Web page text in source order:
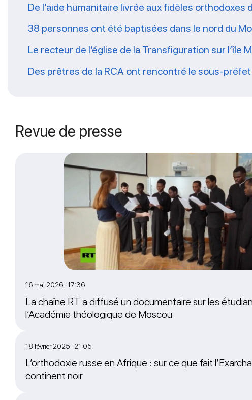
De l’aide humanitaire livrée aux fidèles orthodoxes
38 personnes ont été baptisées dans le nord du
Le recteur de l’église de la Transfiguration sur
Des prêtres de la RCA ont rencontré le sous-préfet
Revue de presse
16 mai 2026 17:36
La chaîne RT a diffusé un documentaire sur les
l’Académie théologique de Moscou
18 février 2025 21:05
L’orthodoxie russe en Afrique : sur ce que fait
continent noir